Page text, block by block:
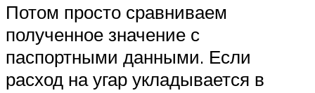
Потом просто сравниваем
полученное значение с
паспортными данными. Если
расход на угар укладывается в